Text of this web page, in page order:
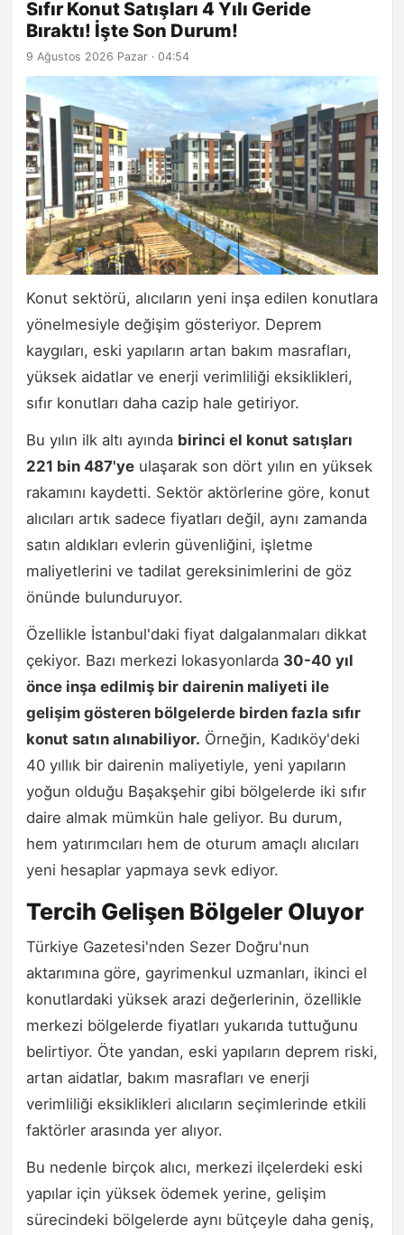
Sıfır Konut Satışları 4 Yılı Geride
Bıraktı! İşte Son Durum!
9 Ağustos 2026 Pazar · 04:54
Konut sektörü, alıcıların yeni inşa edilen konutlara
yönelmesiyle değişim gösteriyor. Deprem
kaygıları, eski yapıların artan bakım masrafları,
yüksek aidatlar ve enerji verimliliği eksiklikleri,
sıfır konutları daha cazip hale getiriyor.
Bu yılın ilk altı ayında birinci el konut satışları
221 bin 487'ye ulaşarak son dört yılın en yüksek
rakamını kaydetti. Sektör aktörlerine göre, konut
alıcıları artık sadece fiyatları değil, aynı zamanda
satın aldıkları evlerin güvenliğini, işletme
maliyetlerini ve tadilat gereksinimlerini de göz
önünde bulunduruyor.
Özellikle İstanbul'daki fiyat dalgalanmaları dikkat
çekiyor. Bazı merkezi lokasyonlarda 30-40 yıl
önce inşa edilmiş bir dairenin maliyeti ile
gelişim gösteren bölgelerde birden fazla sıfır
konut satın alınabiliyor. Örneğin, Kadıköy'deki
40 yıllık bir dairenin maliyetiyle, yeni yapıların
yoğun olduğu Başakşehir gibi bölgelerde iki sıfır
daire almak mümkün hale geliyor. Bu durum,
hem yatırımcıları hem de oturum amaçlı alıcıları
yeni hesaplar yapmaya sevk ediyor.
Tercih Gelişen Bölgeler Oluyor
Türkiye Gazetesi'nden Sezer Doğru'nun
aktarımına göre, gayrimenkul uzmanları, ikinci el
konutlardaki yüksek arazi değerlerinin, özellikle
merkezi bölgelerde fiyatları yukarıda tuttuğunu
belirtiyor. Öte yandan, eski yapıların deprem riski,
artan aidatlar, bakım masrafları ve enerji
verimliliği eksiklikleri alıcıların seçimlerinde etkili
faktörler arasında yer alıyor.
Bu nedenle birçok alıcı, merkezi ilçelerdeki eski
yapılar için yüksek ödemek yerine, gelişim
sürecindeki bölgelerde aynı bütçeyle daha geniş,